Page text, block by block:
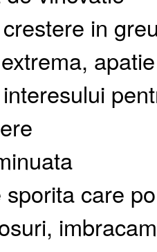
in
apatie
care